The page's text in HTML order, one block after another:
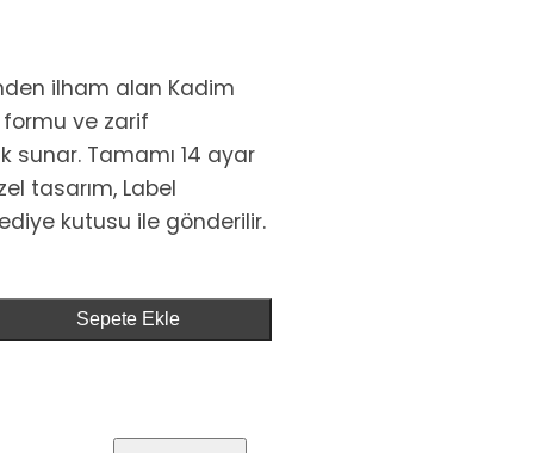
ilham alan Kadim
formu ve zarif
sunar. Tamamı 14 ayar
tasarım, Label
kutusu ile gönderilir.
Sepete Ekle